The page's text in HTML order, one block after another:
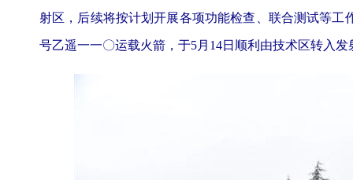
射区，后续将按计划开展各项功能检查、联合测试等
号乙遥一一〇运载火箭，于5月14日顺利由技术区转入